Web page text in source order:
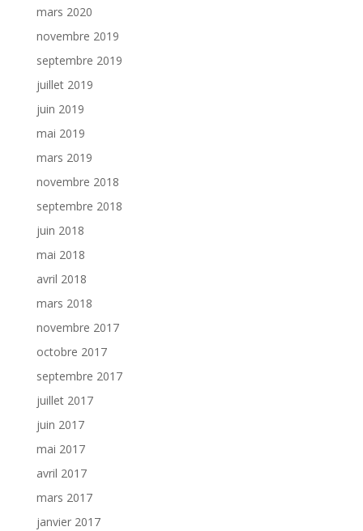
mars 2020
novembre 2019
septembre 2019
juillet 2019
juin 2019
mai 2019
mars 2019
novembre 2018
septembre 2018
juin 2018
mai 2018
avril 2018
mars 2018
novembre 2017
octobre 2017
septembre 2017
juillet 2017
juin 2017
mai 2017
avril 2017
mars 2017
janvier 2017